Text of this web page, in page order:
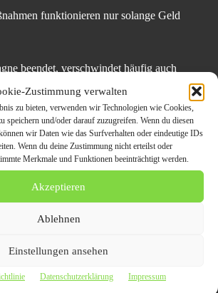
Zustimmung verwalten
zu bieten, verwenden wir Technologien wie Cookies,
speichern und/oder darauf zuzugreifen. Wenn du diesen
wir Daten wie das Surfverhalten oder eindeutige IDs
Wenn du deine Zustimmung nicht erteilst oder
Merkmale und Funktionen beeinträchtigt werden.
Akzeptieren
Ablehnen
Einstellungen ansehen
Datenschutzerklärung Impressum
funktionieren nur solange Geld
beendet, verschwindet häufig auch
funktionieren anders.
Artikel bleibt häufig über Jahre online